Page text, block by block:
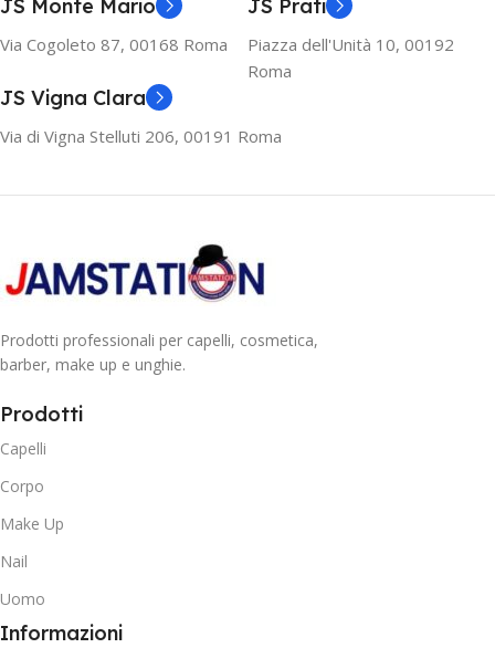
JS Monte Mario
Via Cogoleto 87, 00168 Roma
JS Prati
Piazza dell'Unità 10, 00192
Roma
JS Vigna Clara
Via di Vigna Stelluti 206, 00191 Roma
Prodotti professionali per capelli, cosmetica,
barber, make up e unghie.
Prodotti
Capelli
Corpo
Make Up
Nail
Uomo
Informazioni